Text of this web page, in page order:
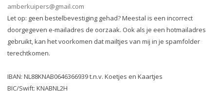
amberkuipers@gmail.com
Let op: geen bestelbevestiging gehad? Meestal is een incorrect
doorgegeven e-mailadres de oorzaak. Ook als je een hotmailadres
gebruikt, kan het voorkomen dat mailtjes van mij in je spamfolder
terechtkomen.
IBAN: NL88KNAB0646366939 t.n.v. Koetjes en Kaartjes
BIC/Swift: KNABNL2H